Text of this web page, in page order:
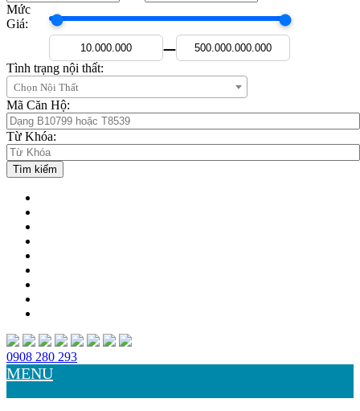
Mức
Giá:
—
Tình trạng nội thất:
Chọn Nội Thất
Mã Căn Hộ:
Từ Khóa:
0908 280 293
MENU